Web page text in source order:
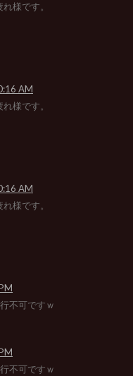
様です。
AM
様です。
AM
様です。
不可ですｗ
不可ですｗ